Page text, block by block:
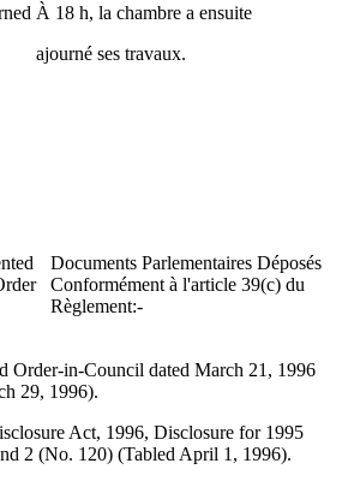
À 18 h, la chambre a ensuite
ajourné ses travaux.
Documents Parlementaires Déposés
Conformément à l'article 39(c) du
Règlement:-
Order-in-Council dated March 21, 1996
29, 1996).
Act, 1996, Disclosure for 1995
2 (No. 120) (Tabled April 1, 1996).